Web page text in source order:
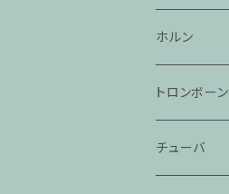
ホルン
トロンボーン
チューバ